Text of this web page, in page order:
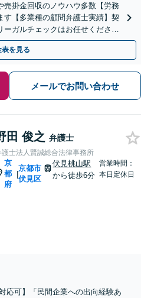
売掛金回収のノウハウ多数【労務
す【多業種の顧問弁護士実績】契
ガルチェックはお任せくださ
表を見る
メールでお問い合わせ
田 俊之 弁護士
護士法人賢誠総合法律事務所
京
都
府
|
京都市
伏見区
伏見桃山駅
から徒歩6分
営業時間：
本日定休日
応可】「民間企業への出向経験あ